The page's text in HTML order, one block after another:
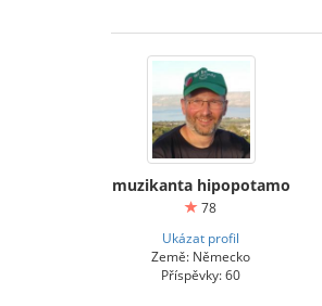
muzikanta hipopotamo
78
Ukázat profil
Země: Německo
Příspěvky: 60